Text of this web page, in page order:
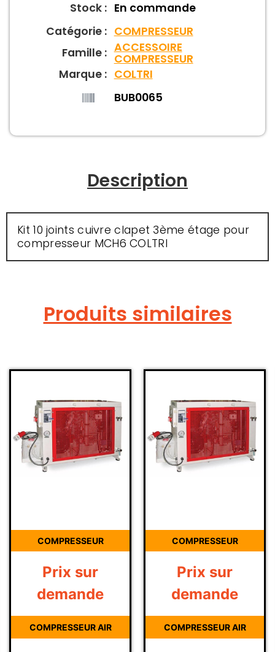
Stock : En commande
Catégorie : COMPRESSEUR
Famille :ACCESSOIRE
COMPRESSEUR
Marque : COLTRI
BUB0065
Description
Kit 10 joints cuivre clapet 3ème étage pour
compresseur MCH6 COLTRI
Produits similaires
COMPRESSEUR
Prix sur
demande
COMPRESSEUR AIR
COMPRESSEUR
Prix sur
demande
COMPRESSEUR AIR